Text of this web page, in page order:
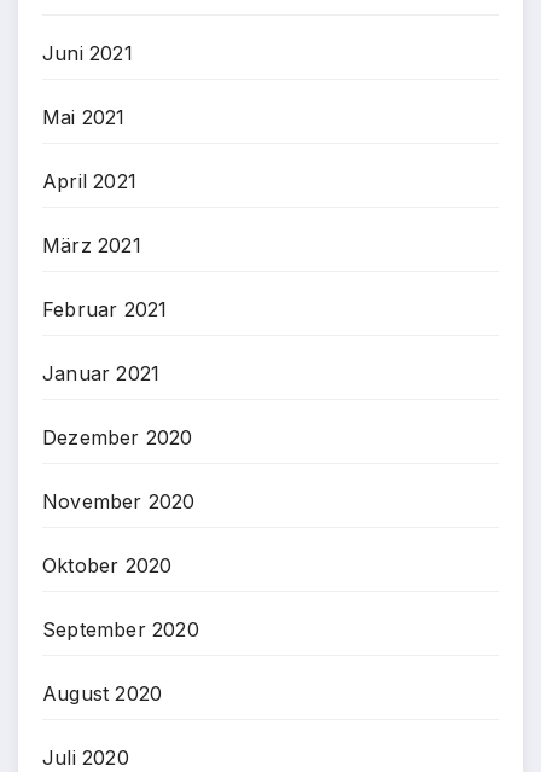
Juni 2021
Mai 2021
April 2021
März 2021
Februar 2021
Januar 2021
Dezember 2020
November 2020
Oktober 2020
September 2020
August 2020
Juli 2020